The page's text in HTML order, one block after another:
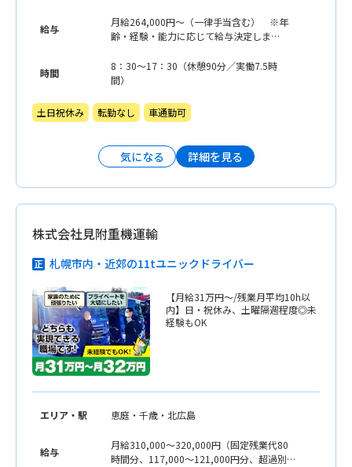
給与
月給264,000円〜（一律手当含む） ※年
齢・経験・能力に応じて給与決定しま
時間
8：30〜17：30（休憩90分／実働7.5時
間）
土日祝休み 転勤なし 車通勤可
気になる 詳細を見る
株式会社見附重機運輸
札幌市内・近郊の11tユニックドライバー
【月給31万円〜/残業月平均10h以
内】日・祝休み、土曜隔週程度◎未
経験もOK
エリア・駅 恵庭・千歳・北広島
給与
月給310,000〜320,000円（固定残業代80
時間分、117,000〜121,000円分、超過別途